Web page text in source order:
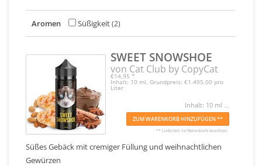
Aromen Süßigkeit(2)
SWEET SNOWSHOE
von Cat Club by CopyCat
€14,95 *
Inhalt: 10 ml, Grundpreis: €1.495,00 pro
Liter
Inhalt: 10 ml ...
ZUM WARENKORB HINZUFÜGEN **
** Lieferzeit im Warenkorb beachten
Süßes Gebäck mit cremiger Füllung und weihnachtlichen
Gewürzen